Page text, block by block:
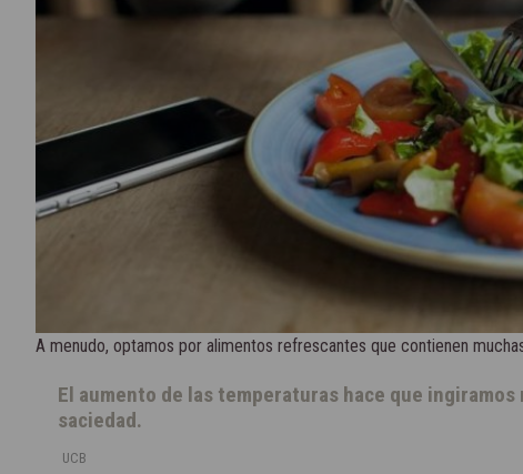
A menudo, optamos por alimentos refrescantes que contienen
El aumento de las temperaturas hace que
saciedad.
UCB